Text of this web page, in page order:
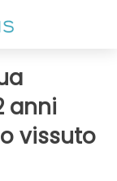
anni
vissuto